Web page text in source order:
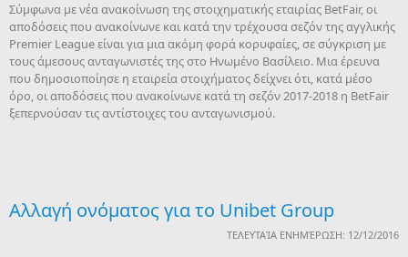
Σύμφωνα με νέα ανακοίνωση της στοιχηματικής εταιρίας BetFair, οι
αποδόσεις που ανακοίνωνε και κατά την τρέχουσα σεζόν της αγγλικής
Premier League είναι για μια ακόμη φορά κορυφαίες, σε σύγκριση με
τους άμεσους ανταγωνιστές της στο Ηνωμένο Βασίλειο. Μια έρευνα
που δημοσιοποίησε η εταιρεία στοιχήματος δείχνει ότι, κατά μέσο
όρο, οι αποδόσεις που ανακοίνωνε κατά τη σεζόν 2017-2018 η BetFair
ξεπερνούσαν τις αντίστοιχες του ανταγωνισμού.
Αλλαγή ονόματος για το Unibet Group
ΤΕΛΕΥΤΑΊΑ ΕΝΗΜΈΡΩΣΗ: 12/12/2016